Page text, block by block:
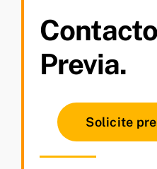
Previa.
Solicite